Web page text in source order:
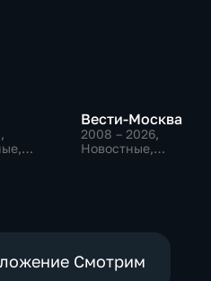
,
Вести-Москва
2008 – 2026,
Новостные,
Смотрим